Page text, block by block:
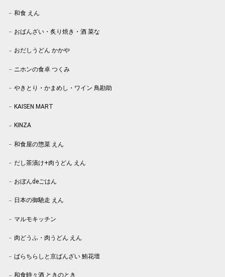
和食 えん
おばんざい・炙り焼き・酒 菜な
おだしうどん かかや
ニホンの食卓 つくみ
やきとり・かまめし・ワイン 鳥勘助
KAISEN MART
KINZA
和食屋の惣菜 えん
だし茶漬け+肉うどん えん
おぼんdeごはん
日本の御馳走 えん
マルモキッチン
肉どうふ・肉うどん えん
ばらちらしと京ばんざい 鮪花壇
和食時々酒 ときのとき